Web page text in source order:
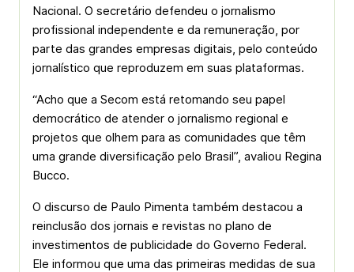
Nacional. O secretário defendeu o jornalismo
profissional independente e da remuneração, por
parte das grandes empresas digitais, pelo conteúdo
jornalístico que reproduzem em suas plataformas.
“Acho que a Secom está retomando seu papel
democrático de atender o jornalismo regional e
projetos que olhem para as comunidades que têm
uma grande diversificação pelo Brasil”, avaliou Regina
Bucco.
O discurso de Paulo Pimenta também destacou a
reinclusão dos jornais e revistas no plano de
investimentos de publicidade do Governo Federal.
Ele informou que uma das primeiras medidas de sua